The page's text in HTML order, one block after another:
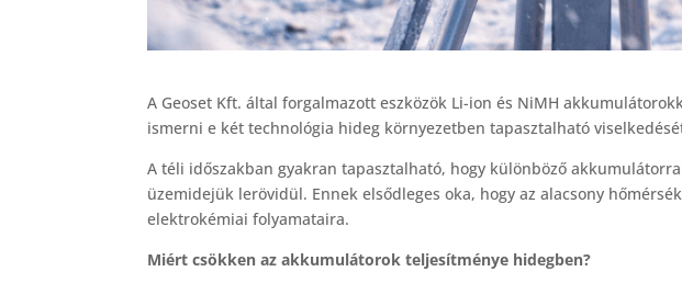
A Geoset Kft. által forgalmazott eszközök Li-ion és NiMH
ismerni e két technológia hideg környezetben tapasztalható
A téli időszakban gyakran tapasztalható, hogy különböző
üzemidejük lerövidül. Ennek elsődleges oka, hogy az alacsony
elektrokémiai folyamataira.
Miért csökken az akkumulátorok teljesítménye hidegben?